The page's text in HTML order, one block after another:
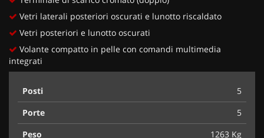
Vetri laterali posteriori oscurati e lunotto riscaldato
Vetri posteriori e lunotto oscurati
Volante compatto in pelle con comandi multimedia
integrati
Posti
5
Porte
5
Peso
1263 Kg